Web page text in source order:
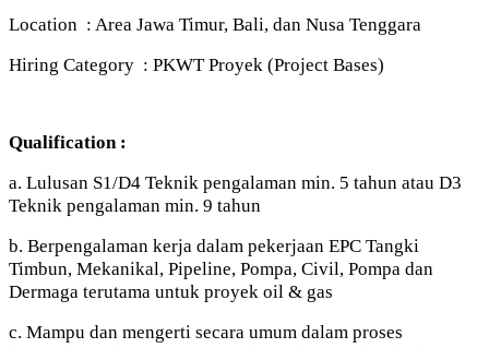
Location : Area Jawa Timur, Bali, dan Nusa Tenggara
Hiring Category : PKWT Proyek (Project Bases)
Qualification :
a. Lulusan S1/D4 Teknik pengalaman min. 5 tahun atau D3
Teknik pengalaman min. 9 tahun
b. Berpengalaman kerja dalam pekerjaan EPC Tangki
Timbun, Mekanikal, Pipeline, Pompa, Civil, Pompa dan
Dermaga terutama untuk proyek oil & gas
c. Mampu dan mengerti secara umum dalam proses